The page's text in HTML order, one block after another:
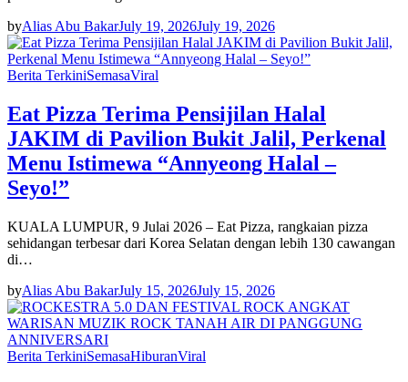
byAlias Abu BakarJuly 19, 2026July 19, 2026
Berita TerkiniSemasaViral
Eat Pizza Terima Pensijilan Halal
JAKIM di Pavilion Bukit Jalil, Perkenal
Menu Istimewa “Annyeong Halal –
Seyo!”
KUALA LUMPUR, 9 Julai 2026 – Eat Pizza, rangkaian pizza
sehidangan terbesar dari Korea Selatan dengan lebih 130 cawangan
di…
byAlias Abu BakarJuly 15, 2026July 15, 2026
Berita TerkiniSemasaHiburanViral